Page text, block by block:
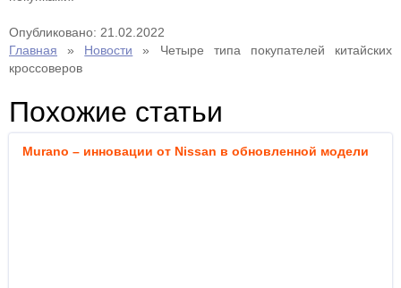
Опубликовано: 21.02.2022
Главная » Новости » Четыре типа покупателей китайских
кроссоверов
Похожие статьи
Murano – инновации от Nissan в обновленной модели